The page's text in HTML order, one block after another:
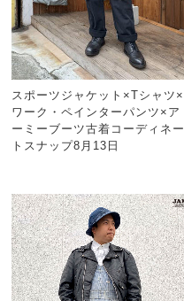
スポーツジャケット×Tシャツ×
ワーク・ペインターパンツ×ア
ーミーブーツ古着コーディネー
トスナップ8月13日